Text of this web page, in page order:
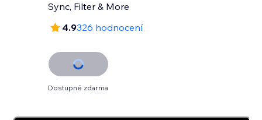
Sync, Filter & More
4.9326 hodnocení
Dostupné zdarma